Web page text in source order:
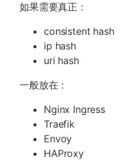
如果需要真正：
consistent hash
ip hash
uri hash
一般放在：
Nginx Ingress
Traefik
Envoy
HAProxy